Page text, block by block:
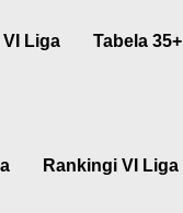
VI Liga Tabela 35+
Rankingi VI Liga